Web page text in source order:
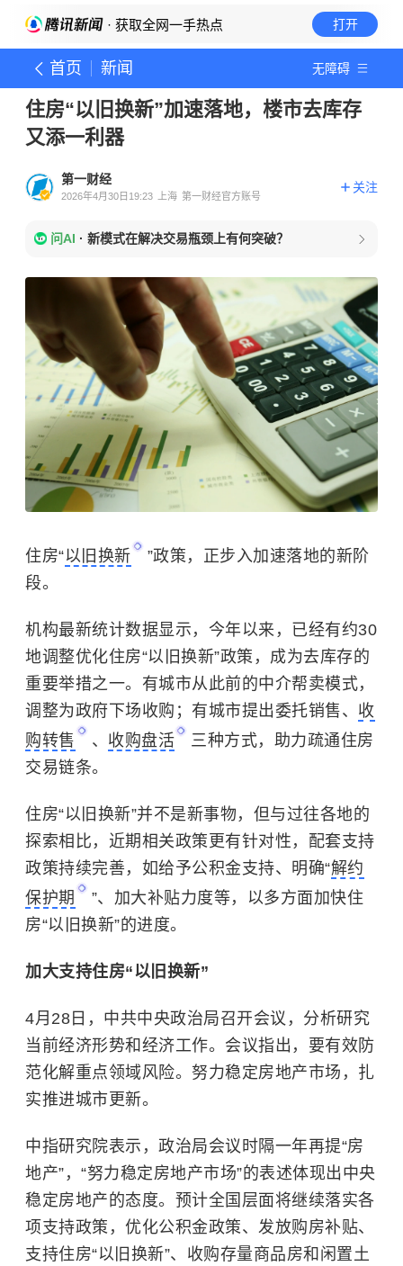
· 获取全网一手热点 打开
首页 新闻 无障碍
住房“以旧换新”加速落地，楼市去库存
又添一利器
第一财经
2026年4月30日19:23 上海 第一财经官方账号
关注
问AI · 新模式在解决交易瓶颈上有何突破？
住房“以旧换新
”政策，正步入加速落地的新阶
段。
机构最新统计数据显示，今年以来，已经有约30
地调整优化住房“以旧换新”政策，成为去库存的
重要举措之一。有城市从此前的中介帮卖模式，
调整为政府下场收购；有城市提出委托销售、 收
购转售
、 收购盘活
三种方式，助力疏通住房
交易链条。
住房“以旧换新”并不是新事物，但与过往各地的
探索相比，近期相关政策更有针对性，配套支持
政策持续完善，如给予公积金支持、明确“解约
保护期
”、加大补贴力度等，以多方面加快住
房“以旧换新”的进度。
加大支持住房“以旧换新”
4月28日，中共中央政治局召开会议，分析研究
当前经济形势和经济工作。 会议指出，要有效防
范化解重点领域风险。努力稳定房地产市场，扎
实推进城市更新。
中指研究院表示，政治局会议时隔一年再提“房
地产”，“努力稳定房地产市场”的表述体现出中央
稳定房地产的态度。预计全国层面将继续落实各
项支持政策，优化公积金政策、发放购房补贴、
支持住房“以旧换新”、收购存量商品房和闲置土